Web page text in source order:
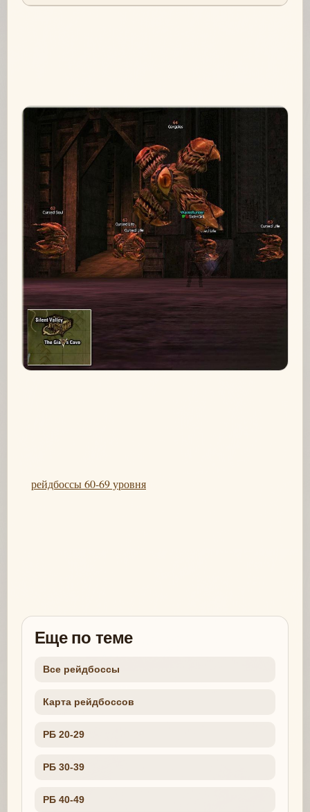
рейдбоссы 60-69 уровня
Еще по теме
Все рейдбоссы
Карта рейдбоссов
РБ 20-29
РБ 30-39
РБ 40-49